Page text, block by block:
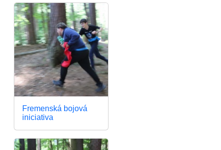
Fremenská bojová
iniciativa